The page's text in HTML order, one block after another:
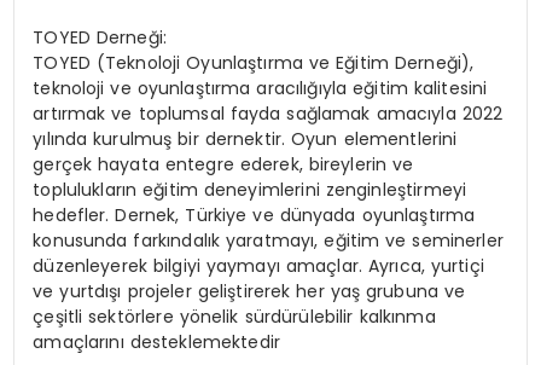
TOYED Derneği:
TOYED (Teknoloji Oyunlaştırma ve Eğitim Derneği),
teknoloji ve oyunlaştırma aracılığıyla eğitim kalitesini
artırmak ve toplumsal fayda sağlamak amacıyla 2022
yılında kurulmuş bir dernektir. Oyun elementlerini
gerçek hayata entegre ederek, bireylerin ve
toplulukların eğitim deneyimlerini zenginleştirmeyi
hedefler. Dernek, Türkiye ve dünyada oyunlaştırma
konusunda farkındalık yaratmayı, eğitim ve seminerler
düzenleyerek bilgiyi yaymayı amaçlar. Ayrıca, yurtiçi
ve yurtdışı projeler geliştirerek her yaş grubuna ve
çeşitli sektörlere yönelik sürdürülebilir kalkınma
amaçlarını desteklemektedir​